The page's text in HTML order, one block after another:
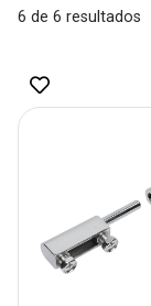
6 de 6 resultados